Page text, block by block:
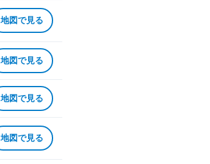
地図で見る
地図で見る
地図で見る
地図で見る